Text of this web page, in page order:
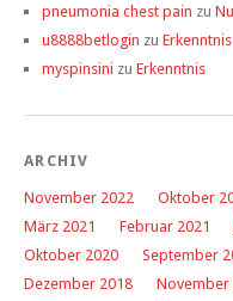
pneumonia chest pain zu
u8888betlogin zu Erkenntnis
myspinsini zu Erkenntnis
ARCHIV
November 2022 Oktober
März 2021
Februar 2021
Oktober 2020
September
Dezember 2018
November